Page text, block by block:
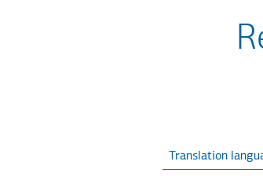
Translation